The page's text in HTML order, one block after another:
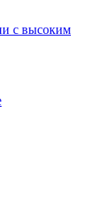
с высоким